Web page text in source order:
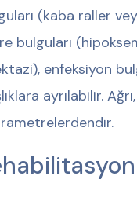
(kaba raller
bulguları
enfeksiyon
ayrılabilir.